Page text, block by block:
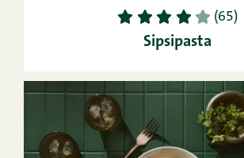
1 2 3 4 5 (65)
Sipsipasta